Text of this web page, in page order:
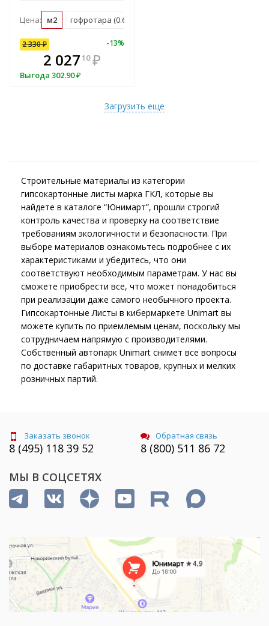
Цена: м2 гофротара (0.6 м2)
2 330₽ -13%
2 027 10 ₽
Выгода 302.90₽
Загрузить еще
Строительные материалы из категории
гипсокартонные листы марка ГКЛ, которые вы
найдете в каталоге “Юнимарт”, прошли строгий
контроль качества и проверку на соответствие
требованиям экологичности и безопасности. При
выборе материалов ознакомьтесь подробнее с их
характеристиками и убедитесь, что они
соответствуют необходимым параметрам. У нас вы
сможете приобрести все, что может понадобиться
при реализации даже самого необычного проекта.
Гипсокартонные Листы в кибермаркете Unimart вы
можете купить по приемлемым ценам, поскольку мы
сотрудничаем напрямую с производителями.
Собственный автопарк Unimart снимет все вопросы
по доставке габаритных товаров, крупных и мелких
розничных партий.
Заказать звонок
8 (495) 118 39 52
Обратная связь
8 (800) 511 86 72
МЫ В СОЦСЕТЯХ